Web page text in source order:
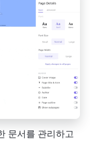
문서를 관리하고